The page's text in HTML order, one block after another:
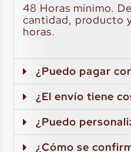
48 Horas mínimo.
cantidad, producto
horas.
¿Puedo pagar
¿El envío tiene
¿Puedo
¿Cómo se